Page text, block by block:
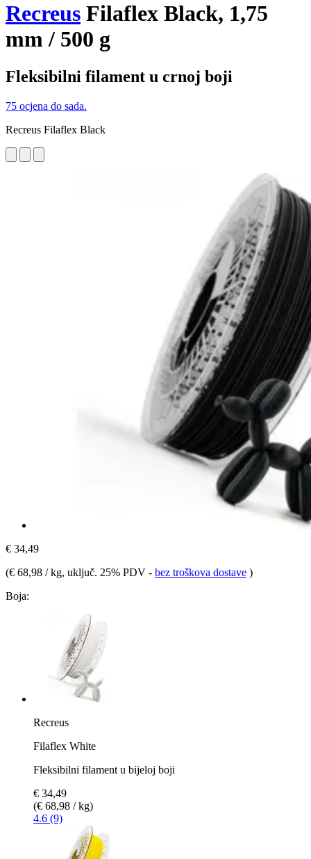
Recreus Filaflex Black, 1,75
mm / 500 g
Fleksibilni filament u crnoj boji
75 ocjena do sada.
Recreus Filaflex Black
€ 34,49
(€ 68,98 / kg, uključ. 25% PDV - bez troškova dostave )
Boja:
Recreus
Filaflex White
Fleksibilni filament u bijeloj boji
€ 34,49
(€ 68,98 / kg)
4.6 (9)